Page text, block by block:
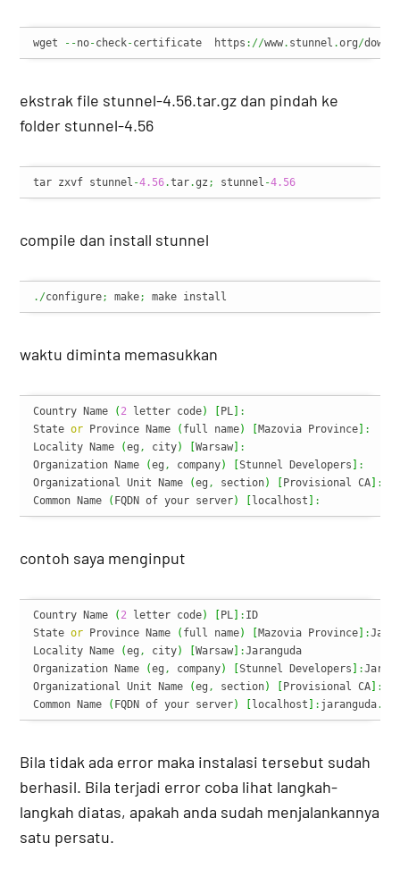
wget --no-check-certificate  https ://www. stunnel .org/
ekstrak file stunnel-4.56.tar.gz dan pindah ke
folder stunnel-4.56
tar zxvf stunnel -4.56.tar.gz ; stunnel -4.56
compile dan install stunnel
./configure; make; make install
waktu diminta memasukkan
Country Name ( 2 letter code) PL
:
State or Province Name ( full name) Mazovia Province
:
Locality Name
(eg , city) [Warsaw
:
Organization Name
(eg , company) [Stunnel Developers
:
Organizational Unit Name
(eg , section) Provisional CA
:
Common Name
( FQDN of your server) localhost :
contoh saya menginput
Country Name ( 2 letter code) PL : ID
State or Province Name ( full name) Mazovia Province :
Locality Name
(eg , city) [Warsaw :Jaranguda
Organization Name
(eg , company) [Stunnel Developers :
Organizational Unit Name
(eg , section) Provisional CA :
Common Name
( FQDN of your server) localhost : jaranguda.
Bila tidak ada error maka instalasi tersebut sudah
berhasil. Bila terjadi error coba lihat langkah-
langkah diatas, apakah anda sudah menjalankannya
satu persatu.